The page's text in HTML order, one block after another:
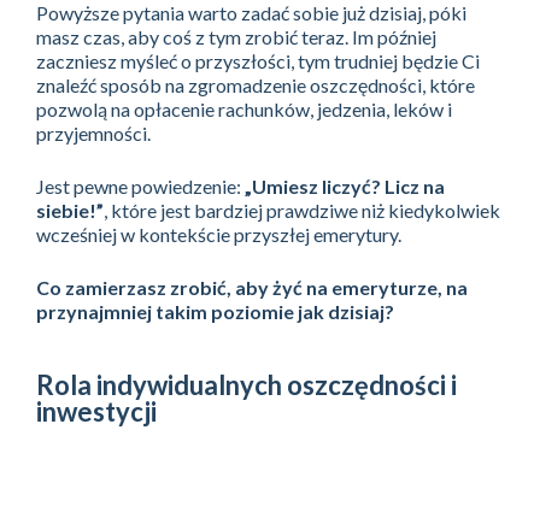
Powyższe pytania warto zadać sobie już dzisiaj, póki
masz czas, aby coś z tym zrobić teraz. Im później
zaczniesz myśleć o przyszłości, tym trudniej będzie Ci
znaleźć sposób na zgromadzenie oszczędności, które
pozwolą na opłacenie rachunków, jedzenia, leków i
przyjemności.
Jest pewne powiedzenie: „Umiesz liczyć? Licz na
siebie!”, które jest bardziej prawdziwe niż kiedykolwiek
wcześniej w kontekście przyszłej emerytury.
Co zamierzasz zrobić, aby żyć na emeryturze, na
przynajmniej takim poziomie jak dzisiaj?
Rola indywidualnych oszczędności i
inwestycji